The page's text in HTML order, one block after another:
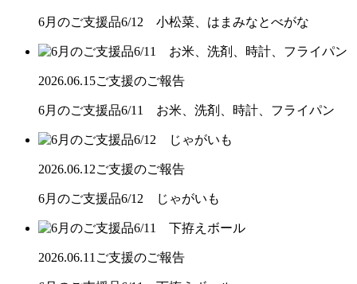
6月のご支援品6/12 小松菜、はまみなとべがな
2026.06.15ご支援のご報告
6月のご支援品6/11 お米、洗剤、時計、フライパン
2026.06.12ご支援のご報告
6月のご支援品6/12 じゃがいも
2026.06.11 ご支援のご報告